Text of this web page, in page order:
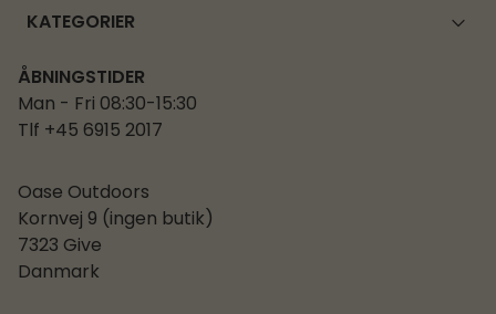
KATEGORIER
ÅBNINGSTIDER
Man - Fri 08:30-15:30
Tlf +45 6915 2017
Oase Outdoors
Kornvej 9 (ingen butik)
7323 Give
Danmark